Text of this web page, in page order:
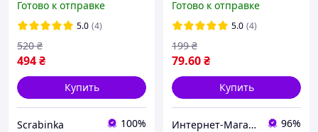
подруги на день
рождение
Готово к отправке
5.0 (4)
494₴
520 ₴
Купить
Scrabinka 100%
Готово к отправке
5.0 (4)
79.60₴
199 ₴
Купить
Интернет-Магазин "Uniqum Style". Создай свой уникальный стиль! 96%